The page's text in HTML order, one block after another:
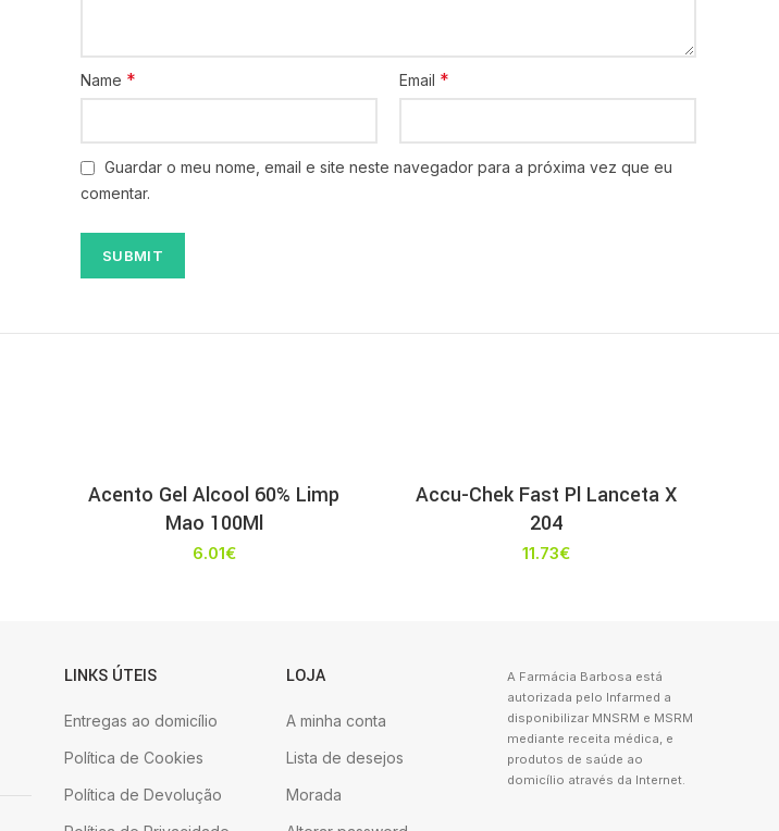
Name * Email *
Guardar o meu nome, email e site neste navegador para a próxima vez que eu
comentar.
Acento Gel Alcool 60% Limp
Mao 100Ml
6.01€
Accu-Chek Fast Pl Lanceta X
204
11.73€
LINKS ÚTEIS
Entregas ao domicílio
Política de Cookies
Política de Devolução
LOJA
A minha conta
Lista de desejos
Morada
A Farmácia Barbosa está
autorizada pelo Infarmed a
disponibilizar MNSRM e MSRM
mediante receita médica, e
produtos de saúde ao
domicílio através da Internet.